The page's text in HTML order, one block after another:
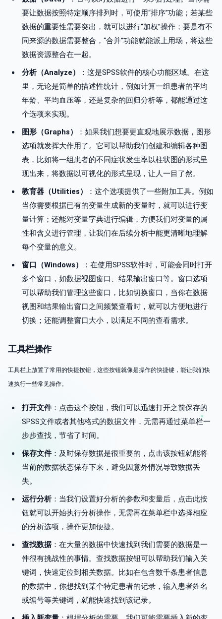
要让数据按照特定顺序排列时，可使用“排序”功能；若某些
数据的重要性需要突出，就可以进行“加权”操作；要是有不
同来源的数据需要整合，“合并”功能就能派上用场，将这些
数据资源整合在一起。
分析（Analyze）
：这是SPSS软件的核心功能区域。在这
里，无论是简单的描述性统计，例如计算一组患者的平均
年龄、平均血压等，还是复杂的回归分析等，都能通过这
个选项来实现。
图形（Graphs）
：如果我们想要更直观地展示数据，图形
选项就发挥大作用了。它可以帮助我们创建和编辑各种图
表，比如将一组患者的不同症状发生率以柱状图的形式呈
现出来，将数据以可视化的形式呈现，让人一目了然。
教育器（Utilities）
：这个选项提供了一些附加工具。例如
当你需要根据已有的变量生成新的变量时，就可以进行变
量计算；还能对变量字典进行编辑，方便我们对变量的属
性和含义进行管理，让我们在后续分析中能更清晰地理解
每个变量的意义。
窗口（Windows）
：在使用SPSS软件时，可能会同时打开
多个窗口，如数据视图窗口、结果输出窗口等。窗口选项
可以帮助我们管理这些窗口，比如切换窗口，当你在数据
视图和结果输出窗口之间频繁查看时，就可以方便地进行
切换；还能调整窗口大小，以满足不同的查看需求。
工具栏操作
工具栏上放置了常用的快捷按钮，这些按钮就像是操作的快捷键，能让我们快
速执行一些常见操作。
打开文件：点击这个按钮，我们可以迅速打开之前保存的
SPSS文件或者其他格式的数据文件，无需再通过菜单栏一
步步查找，节省了时间。
保存文件：及时保存数据是很重要的，点击该按钮就能将
当前的数据状态保存下来，避免因意外情况导致数据丢
失。
运行分析：当我们设置好分析的参数和变量后，点击此按
钮就可以开始执行分析操作，无需再在菜单栏中选择相应
的分析选项，操作更加便捷。
查找数据 ：在大量的数据中快速找到我们需要的数据是一
件很有挑战性的事情。查找数据按钮可以帮助我们输入关
键词，快速定位到相关数据。比如在包含数千条患者信息
的数据中，你想找到某个特定患者的记录，输入患者姓名
或编号等关键词，就能快速找到该记录。